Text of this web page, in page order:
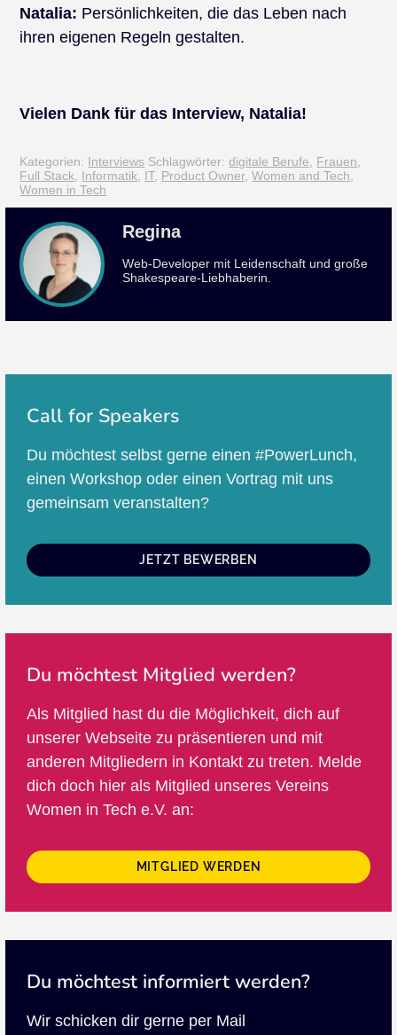
Natalia: Persönlichkeiten, die das Leben nach
ihren eigenen Regeln gestalten.
Vielen Dank für das Interview, Natalia!
Kategorien: Interviews Schlagwörter:digitale Berufe Frauen
Full Stack Informatik IT, Product Owner,Women and Tech
Women in Tech
Regina
Web-Developer mit Leidenschaft und große
Shakespeare-Liebhaberin.
Call for Speakers
Du möchtest selbst gerne einen #PowerLunch,
einen Workshop oder einen Vortrag mit uns
gemeinsam veranstalten?
JETZT BEWERBEN
Du möchtest Mitglied werden?
Als Mitglied hast du die Möglichkeit, dich auf
unserer Webseite zu präsentieren und mit
anderen Mitgliedern in Kontakt zu treten. Melde
dich doch hier als Mitglied unseres Vereins
Women in Tech e.V. an:
MITGLIED WERDEN
Du möchtest informiert werden?
Wir schicken dir gerne per Mail